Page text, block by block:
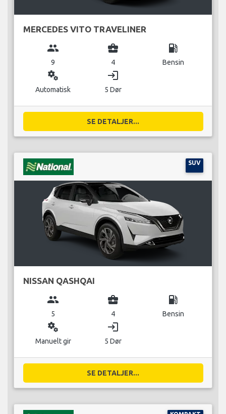
MERCEDES VITO TRAVELINER
group
9
business_center
4
local_gas_station
Bensin
miscellaneous_services
Automatisk
login
5 Dør
SE DETALJER...
SUV
NISSAN QASHQAI
group
5
business_center
4
local_gas_station
Bensin
miscellaneous_services
Manuelt gir
login
5 Dør
SE DETALJER...